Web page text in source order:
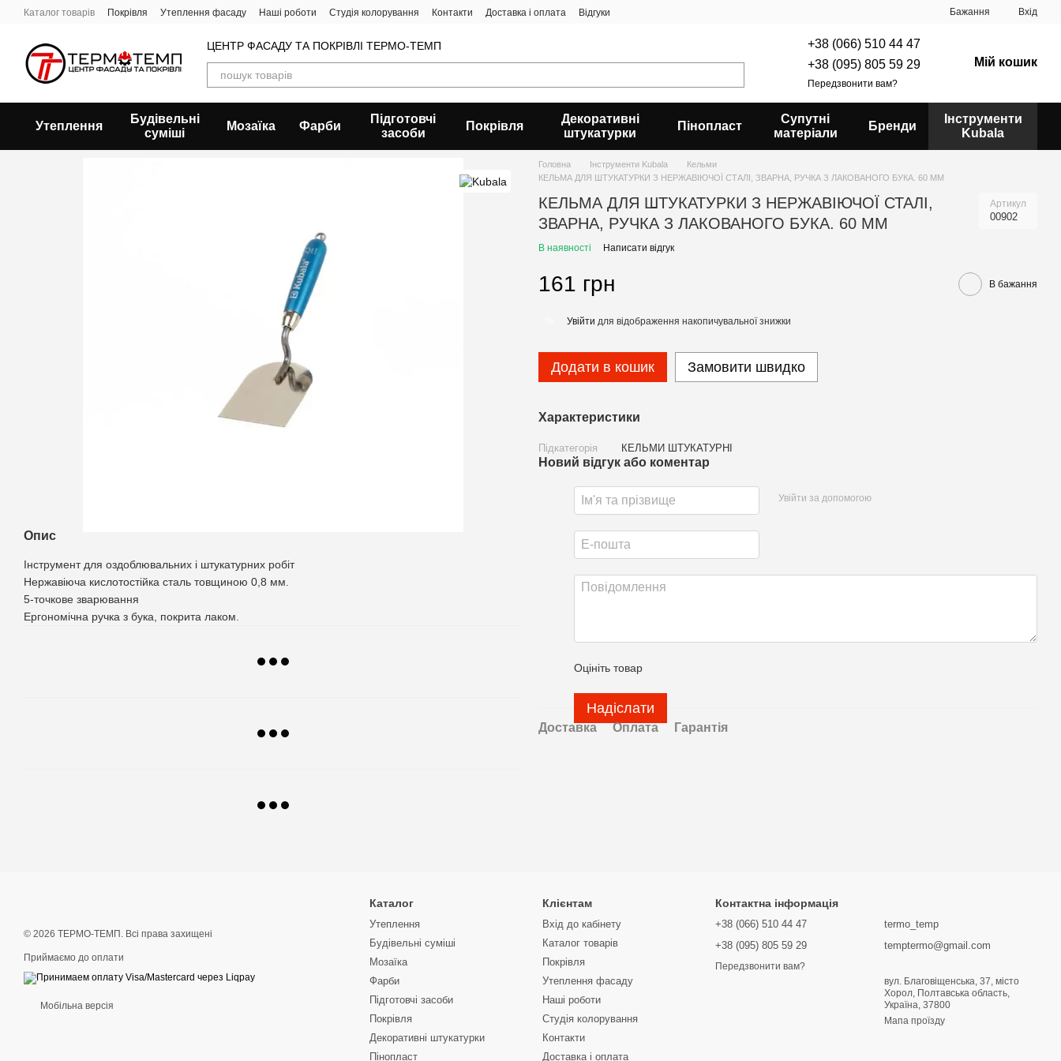
Перейти до основного контенту
Каталог товарів Покрівля Утеплення фасаду Наші роботи Студія колорування Контакти Доставка і оплата Відгуки Бажання Вхід
ЦЕНТР ФАСАДУ ТА ПОКРІВЛІ ТЕРМО-ТЕМП
+38 (066) 510 44 47
+38 (095) 805 59 29
Передзвонити вам?
Мій кошик
Утеплення
Будівельні
суміші
Мозаїка Фарби
Підготовчі
засоби
Покрівля
Декоративні
штукатурки
Пінопласт
Супутні
матеріали
Бренди
Інструменти
Kubala
Опис
Інструмент для оздоблювальних і штукатурних робіт
Нержавіюча кислотостійка сталь товщиною 0,8 мм.
5-точкове зварювання
Ергономічна ручка з бука, покрита лаком.
Головна Інструменти Kubala
Кельми
КЕЛЬМА ДЛЯ ШТУКАТУРКИ З НЕРЖАВІЮЧОЇ СТАЛІ, ЗВАРНА, РУЧКА З ЛАКОВАНОГО БУКА. 60 ММ
КЕЛЬМА ДЛЯ ШТУКАТУРКИ З НЕРЖАВІЮЧОЇ СТАЛІ,
ЗВАРНА, РУЧКА З ЛАКОВАНОГО БУКА. 60 ММ
Артикул
00902
В наявності Написати відгук
161 грн В бажання
Увійти для відображення накопичувальної знижки
Додати в кошик Замовити швидко
Характеристики
Підкатегорія КЕЛЬМИ ШТУКАТУРНІ
Новий відгук або коментар
Увійти за допомогою
Оцініть товар
Надіслати
Доставка Оплата Гарантія
© 2026 ТЕРМО-ТЕМП. Всі права захищені
Приймаємо до оплати
Мобільна версія
Каталог
Утеплення
Будівельні суміші
Мозаїка
Фарби
Підготовчі засоби
Покрівля
Декоративні штукатурки
Пінопласт
Клієнтам
Вхід до кабінету
Каталог товарів
Покрівля
Утеплення фасаду
Наші роботи
Студія колорування
Контакти
Доставка і оплата
Контактна інформація
+38 (066) 510 44 47
+38 (095) 805 59 29
Передзвонити вам?
termo_temp
temptermo@gmail.com
вул. Благовіщенська, 37, місто
Хорол, Полтавська область,
Україна, 37800
Мапа проїзду